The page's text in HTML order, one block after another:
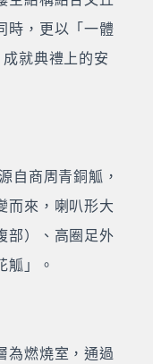
時，更以「一體
就典禮上的安
自商周青銅觚，
而來，喇叭形大
部）、高圈足外
觚」。
為燃燒室，通過